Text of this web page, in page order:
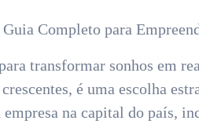
Completo para
transformar sonhos em
é uma escolha
na capital do país,